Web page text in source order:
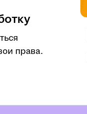
права.